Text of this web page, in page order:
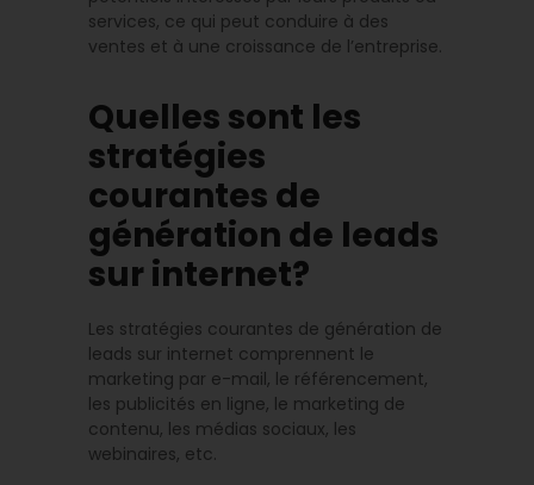
services, ce qui peut conduire à des
ventes et à une croissance de l’entreprise.
Quelles sont les
stratégies
courantes de
génération de leads
sur internet?
Les stratégies courantes de génération de
leads sur internet comprennent le
marketing par e-mail, le référencement,
les publicités en ligne, le marketing de
contenu, les médias sociaux, les
webinaires, etc.